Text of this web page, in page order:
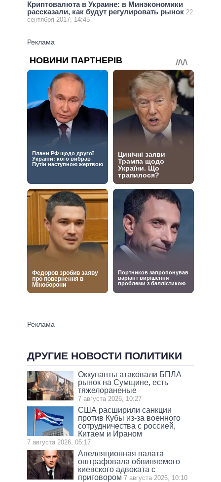
Криптовалюта в Украине: в Минэкономики
рассказали, как будут регулировать рынок 22
сентября 2017, 14:45
ДРУГИЕ НОВОСТИ ПОЛИТИКИ
Оккупанты атаковали БПЛА
рынок на Сумщине, есть
тяжелораненые
7 августа 2026, 10:27
США расширили санкции
против Кубы из-за военного
сотрудничества с россией,
Китаем и Ираном
7 августа 2026, 05:17
Апелляционная палата
оштрафовала обвиняемого
киевского адвоката с
приговором 7 августа 2026, 10:10